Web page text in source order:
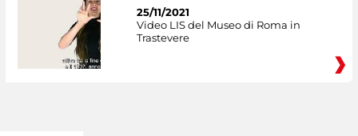
25/11/2021
Video LIS del Museo di Roma in
Trastevere